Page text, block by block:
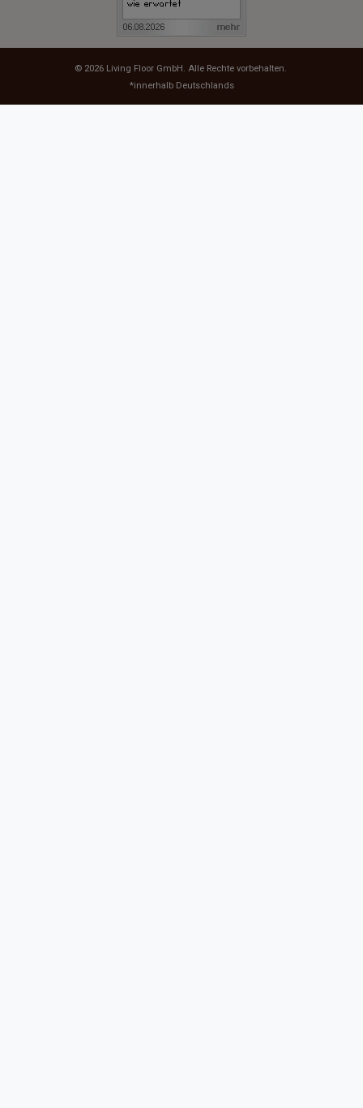
© 2026 Living Floor GmbH . Alle Rechte vorbehalten.
*innerhalb Deutschlands